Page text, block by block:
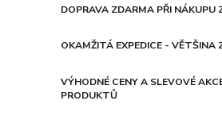
DOPRAVA ZDARMA PŘI NÁKUPU
OKAMŽITÁ EXPEDICE - VĚTŠINA
VÝHODNÉ CENY A SLEVOVÉ
PRODUKTŮ